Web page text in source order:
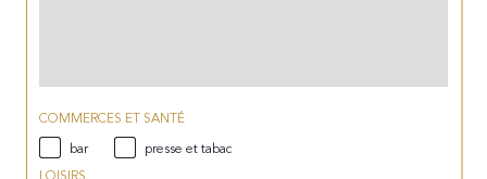
COMMERCES ET SANTÉ
bar
presse et tabac